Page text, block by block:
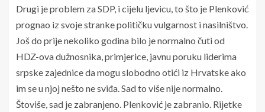
Drugi je problem za SDP, i cijelu ljevicu, to što je Plenković
prognao iz svoje stranke političku vulgarnost i nasilništvo.
Još do prije nekoliko godina bilo je normalno čuti od
HDZ-ova dužnosnika, primjerice, javnu poruku liderima
srpske zajednice da mogu slobodno otići iz Hrvatske ako
im se u njoj nešto ne sviđa. Sad to više nije normalno.
Štoviše, sad je zabranjeno. Plenković je zabranio. Rijetke